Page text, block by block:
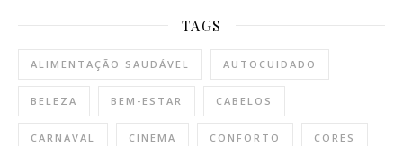
TAGS
ALIMENTAÇÃO SAUDÁVEL AUTOCUIDADO
BELEZA BEM-ESTAR CABELOS
CARNAVAL CINEMA CONFORTO CORES